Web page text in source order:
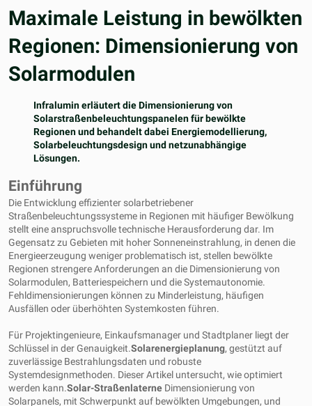
Maximale Leistung in bewölkten
Regionen: Dimensionierung von
Solarmodulen
Infralumin erläutert die Dimensionierung von
Solarstraßenbeleuchtungspanelen für bewölkte
Regionen und behandelt dabei Energiemodellierung,
Solarbeleuchtungsdesign und netzunabhängige
Lösungen.
Einführung
Die Entwicklung effizienter solarbetriebener
Straßenbeleuchtungssysteme in Regionen mit häufiger Bewölkung
stellt eine anspruchsvolle technische Herausforderung dar. Im
Gegensatz zu Gebieten mit hoher Sonneneinstrahlung, in denen die
Energieerzeugung weniger problematisch ist, stellen bewölkte
Regionen strengere Anforderungen an die Dimensionierung von
Solarmodulen, Batteriespeichern und die Systemautonomie.
Fehldimensionierungen können zu Minderleistung, häufigen
Ausfällen oder überhöhten Systemkosten führen.
Für Projektingenieure, Einkaufsmanager und Stadtplaner liegt der
Schlüssel in der Genauigkeit.Solarenergieplanung, gestützt auf
zuverlässige Bestrahlungsdaten und robuste
Systemdesignmethoden. Dieser Artikel untersucht, wie optimiert
werden kann.Solar-Straßenlaterne Dimensionierung von
Solarpanels, mit Schwerpunkt auf bewölkten Umgebungen, und